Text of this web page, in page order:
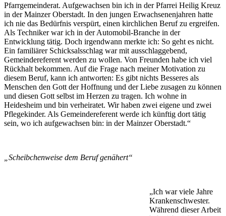
„Die Kirche war von Anfang an in meinem Leben dabei: als
Messdiener und später als Mitglied im Pfarrgemeinderat.
Aufgewachsen bin ich in der Pfarrei Heilig Kreuz in der Mainzer
Oberstadt. In den jungen Erwachsenenjahren hatte ich nie das
Bedürfnis verspürt, einen kirchlichen Beruf zu ergreifen. Als
Techniker war ich in der Automobil-Branche in der Entwicklung
tätig. Doch irgendwann merkte ich: So geht es nicht. Ein familiärer
Schicksalsschlag war mit ausschlaggebend, Gemeindereferent
werden zu wollen. Von Freunden habe ich viel Rückhalt
bekommen. Auf die Frage nach meiner Motivation zu diesem Beruf,
kann ich antworten: Es gibt nichts Besseres als Menschen den Gott
der Hoffnung und der Liebe zusagen zu können und diesen Gott
selbst im Herzen zu tragen. Ich wohne in Heidesheim und bin
verheiratet. Wir haben zwei eigene und zwei Pflegekinder. Als